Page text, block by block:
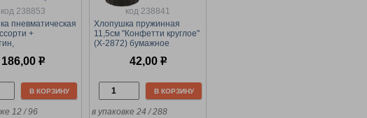
код 238853
пневматическая
+
186,00 р
В КОРЗИНУ
12 / 96
код 238841
Хлопушка пружинная
11,5см "Конфетти круглое"
(Х-2872) бумажное
42,00 р
В КОРЗИНУ
в упаковке 24 / 288